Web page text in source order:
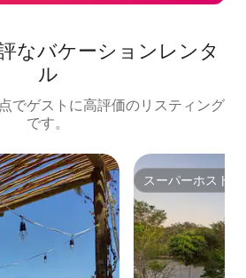
なバケーションレンタ
ル
でゲストに高評価のリスティング
です。
スーパーホスト
スーパーホスト